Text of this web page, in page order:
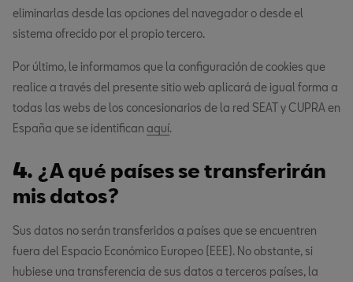
eliminarlas desde las opciones del navegador o desde el
sistema ofrecido por el propio tercero.
Por último, le informamos que la configuración de cookies que
realice a través del presente sitio web aplicará de igual forma a
todas las webs de los concesionarios de la red SEAT y CUPRA en
España que se identifican aquí.
4. ¿A qué países se transferirán
mis datos?
Sus datos no serán transferidos a países que se encuentren
fuera del Espacio Económico Europeo (EEE). No obstante, si
hubiese una transferencia de sus datos a terceros países, la